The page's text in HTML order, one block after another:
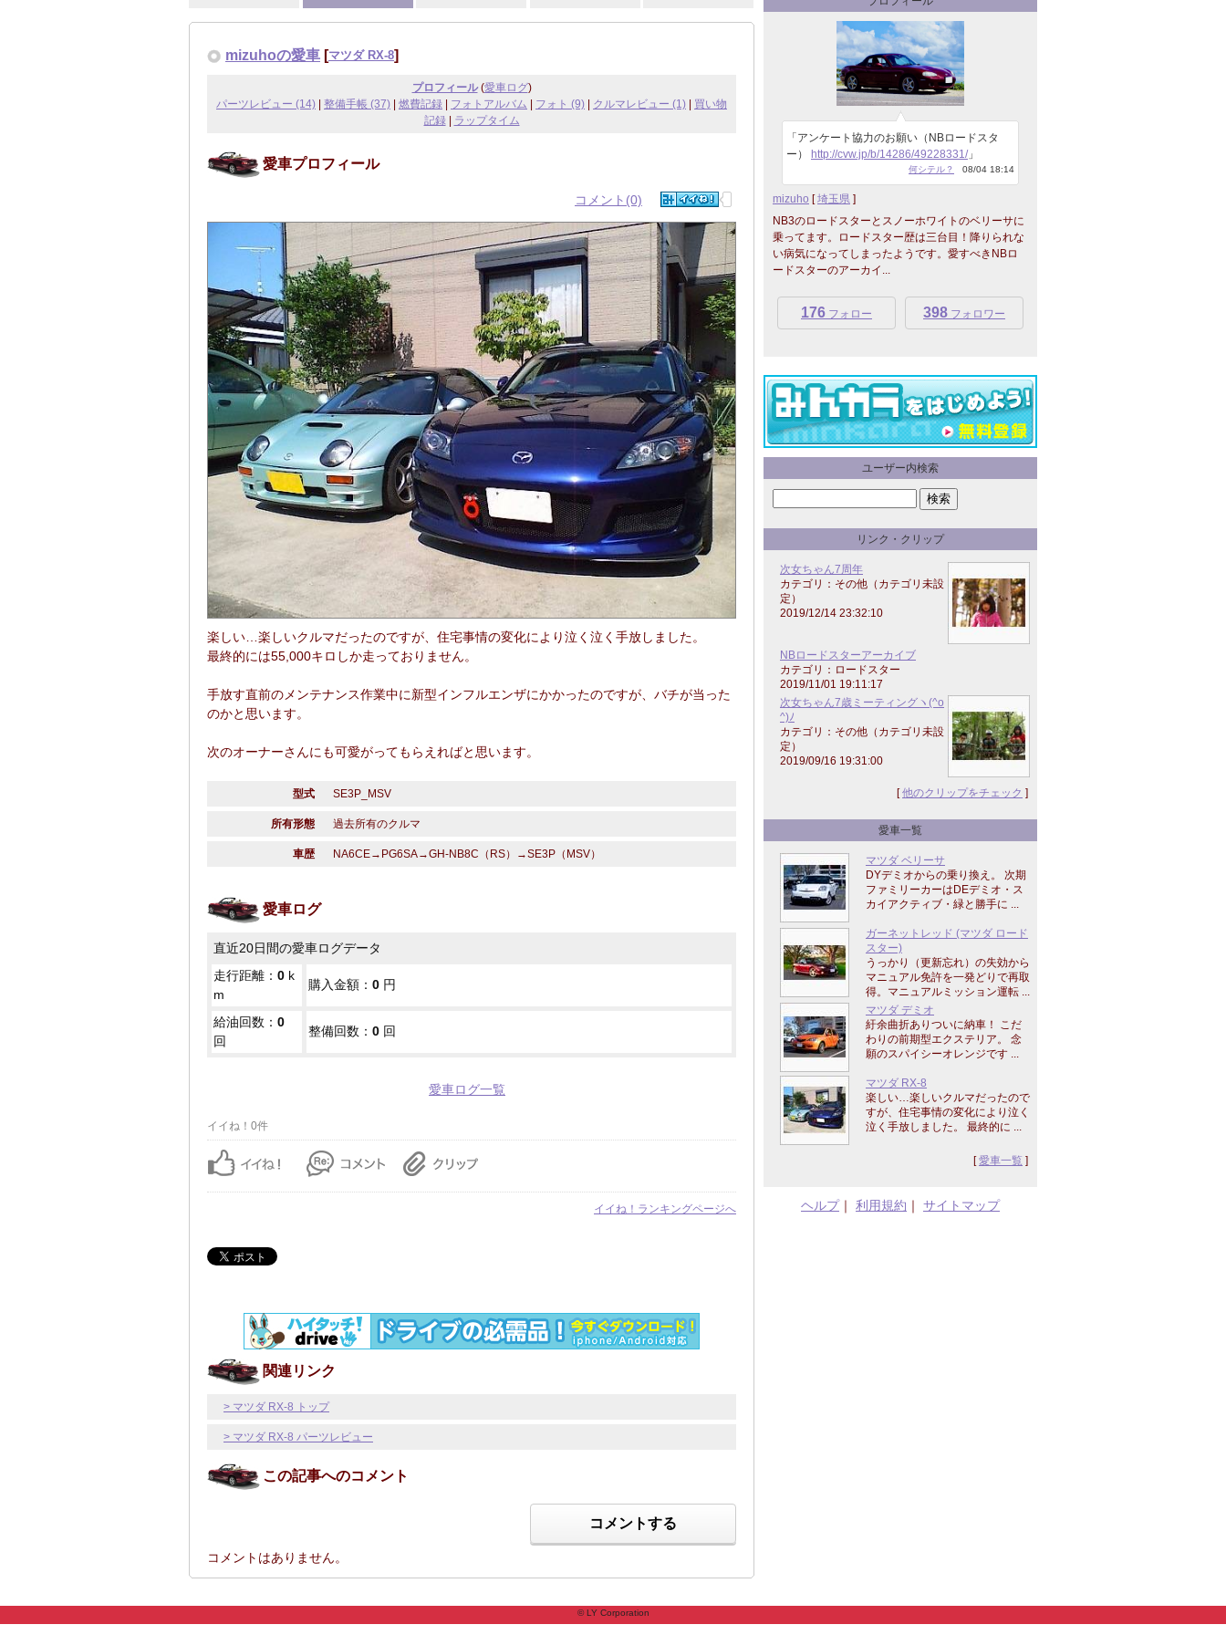
mizuhoの愛車 [マツダ RX-8]
プロフィール(愛車ログ)
パーツレビュー (14)
整備手帳 (37) 燃費記録 フォトアルバム フォト (9) クルマレビュー (1)
買い物
記録| ラップタイム
愛車プロフィール
コメント(0)
楽しい…楽しいクルマだったのですが、住宅事情の変化により泣く泣く手放しました。
最終的には55,000キロしか走っておりません。
手放す直前のメンテナンス作業中に新型インフルエンザにかかったのですが、バチが当った
のかと思います。
次のオーナーさんにも可愛がってもらえればと思います。
型式 SE3P_MSV
所有形態 過去所有のクルマ
車歴 NA6CE→PG6SA→GH-NB8C（RS）→SE3P（MSV）
愛車ログ
直近20日間の愛車ログデータ
走行距離： 0 k
m
購入金額： 0 円
給油回数： 0
回
整備回数： 0 回
愛車ログ一覧
イイね！0件
イイね！ランキングページへ
関連リンク
> マツダ RX-8 トップ
> マツダ RX-8 パーツレビュー
この記事へのコメント
コメントする
コメントはありません。
「アンケート協力のお願い（NBロードスタ
ー）
http://cvw.jp/b/14286/49228331/」
何シテル？ 08/04 18:14
mizuho [埼玉県 ]
NB3のロードスターとスノーホワイトのベリーサに
乗ってます。ロードスター歴は三台目！降りられな
い病気になってしまったようです。愛すべきNBロ
ードスターのアーカイ...
176 フォロー 398 フォロワー
ユーザー内検索
リンク・クリップ
次女ちゃん7周年
カテゴリ：その他（カテゴリ未設
定）
2019/12/14 23:32:10
NBロードスターアーカイブ
カテゴリ：ロードスター
2019/11/01 19:11:17
次女ちゃん7歳ミーティングヽ(^o
^)ﾉ
カテゴリ：その他（カテゴリ未設
定）
2019/09/16 19:31:00
[他のクリップをチェック ]
愛車一覧
マツダ ベリーサ
DYデミオからの乗り換え。 次期
ファミリーカーはDEデミオ・ス
カイアクティブ・緑と勝手に ...
ガーネットレッド (マツダ ロード
スター)
うっかり（更新忘れ）の失効から
マニュアル免許を一発どりで再取
得。マニュアルミッション運転 ...
マツダ デミオ
紆余曲折ありついに納車！ こだ
わりの前期型エクステリア。 念
願のスパイシーオレンジです ...
マツダ RX-8
楽しい…楽しいクルマだったので
すが、住宅事情の変化により泣く
泣く手放しました。 最終的に ...
[愛車一覧 ]
ヘルプ｜ 利用規約 ｜ サイトマップ
© LY Corporation